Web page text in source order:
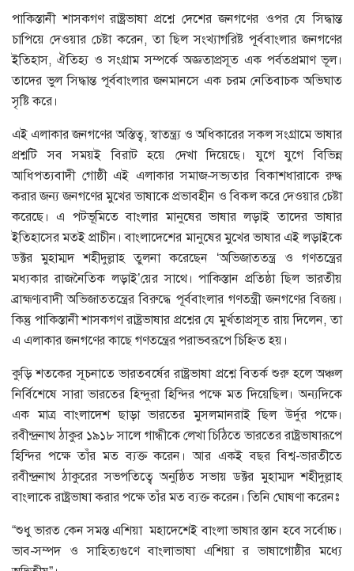
পাকিস্তানী শাসকগণ রাষ্ট্রভাষা প্রশ্নে দেশের জনগণের ওপর যে সিদ্ধান্ত
চাপিয়ে দেওয়ার চেষ্টা করেন, তা ছিল সংখ্যাগরিষ্ট পূর্ববাংলার জনগণের
ইতিহাস, ঐতিহ্য ও সংগ্রাম সম্পর্কে অজ্ঞতাপ্রসূত এক পর্বতপ্রমাণ ভূল।
তাদের ভুল সিদ্ধান্ত পূর্ববাংলার জনমানসে এক চরম নেতিবাচক অভিঘাত
সৃষ্টি করে।
এই এলাকার জনগণের অস্তিত্ব, স্বাতন্ত্র্য ও অধিকারের সকল সংগ্রামে ভাষার
প্রশ্নটি সব সময়ই বিরাট হয়ে দেখা দিয়েছে। যুগে যুগে বিভিন্ন
আধিপত্যবাদী গোষ্ঠী এই এলাকার সমাজ-সভ্যতার বিকাশধারাকে রুদ্ধ
করার জন্য জনগণের মুখের ভাষাকে প্রভাবহীন ও বিকল করে দেওয়ার চেষ্টা
করেছে। এ পটভূমিতে বাংলার মানুষের ভাষার লড়াই তাদের ভাষার
ইতিহাসের মতই প্রাচীন। বাংলাদেশের মানুষের মুখের ভাষার এই লড়াইকে
ডক্টর মুহাম্মদ শহীদুল্লাহ তুলনা করেছেন ‘অভিজাততন্ত্র ও গণতন্ত্রের
মধ্যকার রাজনৈতিক লড়াই’য়ের সাথে। পাকিস্তান প্রতিষ্ঠা ছিল ভারতীয়
ব্রাহ্মণ্যবাদী অভিজাততন্ত্রের বিরুদ্ধে পূর্ববাংলার গণতন্ত্রী জনগণের বিজয়।
কিন্তু পাকিস্তানী শাসকগণ রাষ্ট্রভাষার প্রশ্নের যে মুর্খতাপ্রসূত রায় দিলেন, তা
এ এলাকার জনগণের কাছে গণতন্ত্রের পরাভবরূপে চিহ্নিত হয়।
কুড়ি শতকের সূচনাতে ভারতবর্ষের রাষ্ট্রভাষা প্রশ্নে বিতর্ক শুরু হলে অঞ্চল
নির্বিশেষে সারা ভারতের হিন্দুরা হিন্দির পক্ষে মত দিয়েছিল। অন্যদিকে
এক মাত্র বাংলাদেশ ছাড়া ভারতের মুসলমানরাই ছিল উর্দুর পক্ষে।
রবীন্দ্রনাথ ঠাকুর ১৯১৮ সালে গান্ধীকে লেখা চিঠিতে ভারতের রাষ্ট্রভাষারূপে
হিন্দির পক্ষে তাঁর মত ব্যক্ত করেন। আর একই বছর বিশ্ব-ভারতীতে
রবীন্দ্রনাথ ঠাকুরের সভপতিত্বে অনুষ্ঠিত সভায় ডক্টর মুহাম্মদ শহীদুল্লাহ
বাংলাকে রাষ্ট্রভাষা করার পক্ষে তাঁর মত ব্যক্ত করেন। তিনি ঘোষণা করেনঃ
“শুধু ভারত কেন সমস্ত এশিয়া মহাদেশেই বাংলা ভাষার স্তান হবে সর্বোচ্চ।
ভাব-সম্পদ ও সাহিত্যগুণে বাংলাভাষা এশিয়া র ভাষাগোষ্ঠীর মধ্যে